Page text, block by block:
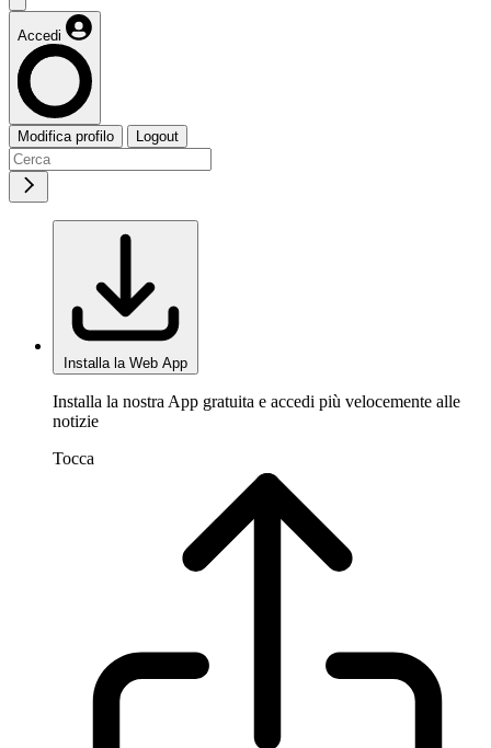
Accedi
Modifica profilo Logout
Installa la Web App
Installa la nostra App gratuita e accedi più velocemente alle
notizie
Tocca